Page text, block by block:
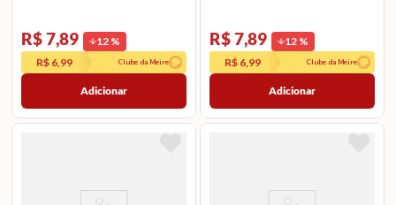
R$ 7,89 12%
R$ 6,99
Clube da Meire
Adicionar
R$ 7,89 12 %
R$ 6,99
Clube da Meire
Adicionar